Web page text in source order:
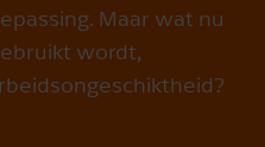
Maar wat nu
wordt,